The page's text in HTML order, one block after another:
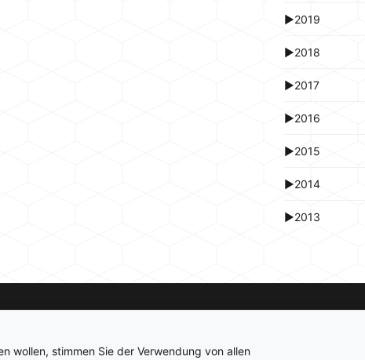
►2019
►2018
►2017
►2016
►2015
►2014
►2013
wollen, stimmen Sie der Verwendung von allen